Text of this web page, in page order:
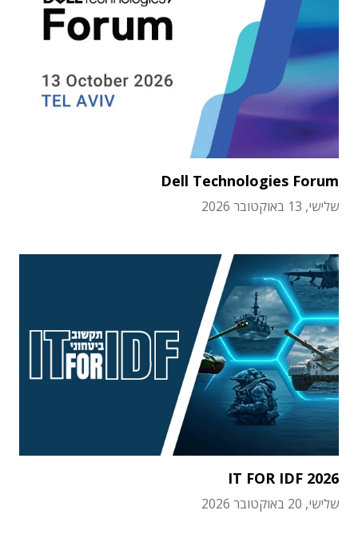
Dell Technologies Forum
שלישי, 13 באוקטובר 2026
IT FOR IDF 2026
שלישי, 20 באוקטובר 2026